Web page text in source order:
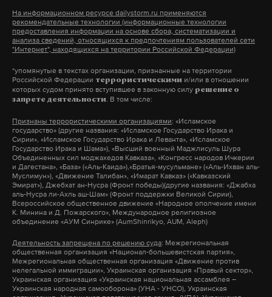
сказал Кругликов.
Он же в свою очередь не зависит от желания и
возможности летчика. Все зависит от
администрации. В других же странах ситуация
прозрачная», — пояснил он причины ухода
сотрудников. Что же касается уровня
ежемесячной зарплаты, то названные
Савельевым суммы, по словам собеседника Daily
Storm, явно далеки от реальности.
«Эта цифра озвучена по компенсационным
индексировалась зарплата. Это будет
единовременная выплата. Командиру корабля
столько-то, второму пилоту столько-то. Хочу
На информационном ресурсе dailystorm.ru применяются
рекомендательные технологии (информационные технологии
предоставления информации на основе сбора, систематизации и
анализа сведений, относящихся к предпочтениям пользователей сети
"Интернет", находящихся на территории Российской Федерации)
*упомянутые в текстах организации, признанные на территории
Российской Федерации террористическими и/или в отношении
которых судом принято вступившее в законную силу решение о
запрете деятельности. В том числе:
Признаны террористическими организациями: «Исламское
государство» (другие названия: «Исламское Государство Ирака и
Сирии», «Исламское Государство Ирака и Леванта», «Исламское
Государство Ирака и Шама»), «Высший военный Маджлисуль Шура
Объединенных сил моджахедов Кавказа», «Конгресс народов Ичкерии
и Дагестана», «База» («Аль-Каида»),«Братья-мусульмане» («Аль-Ихван аль-
Муслимун»), «Движение Талибан», «Имарат Кавказ» («Кавказский
Эмират»), Джебхат ан-Нусра (Фронт победы)(другие названия: «Джабха
аль-Нусра ли-Ахль аш-Шам» (Фронт поддержки Великой Сирии),
Всероссийское общественное движение «Народное ополчение имени
К. Минина и Д. Пожарского», Международное религиозное
объединение «АУМ Синрике» (AumShinrikyo, AUM, Aleph)
Деятельность запрещена по решению суда: Межрегиональная
общественная организация «Национал-большевистская партия»,
Межрегиональная общественная организация «Движение против
нелегальной иммиграции», Украинская организация «Правый сектор»,
Украинская организация «Украинская национальная ассамблея –
Украинская народная самооборона» (УНА - УНСО), Украинская